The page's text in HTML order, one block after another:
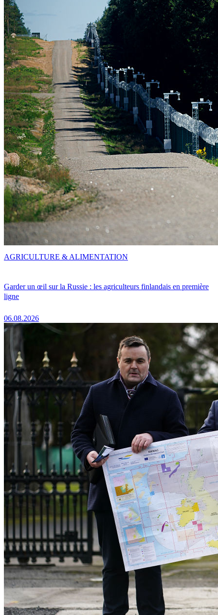
Garder un œil sur la Russie : les agriculteurs finlandais en première
ligne
06.08.2026
AGRICULTURE & ALIMENTATION